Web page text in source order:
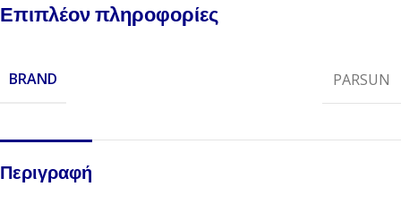
Επιπλέον πληροφορίες
BRAND PARSUN
Περιγραφή